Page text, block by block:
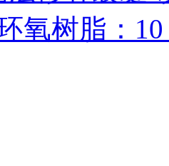
氧树脂：